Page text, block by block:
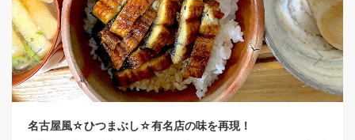
名古屋風☆ひつまぶし☆有名店の味を再現！